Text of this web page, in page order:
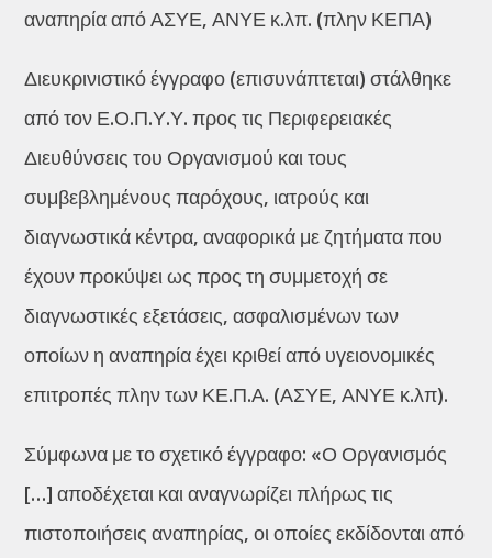
αναπηρία από ΑΣΥΕ, ΑΝΥΕ κ.λπ. (πλην ΚΕΠΑ)
Διευκρινιστικό έγγραφο (επισυνάπτεται) στάλθηκε
από τον Ε.Ο.Π.Υ.Υ. προς τις Περιφερειακές
Διευθύνσεις του Οργανισμού και τους
συμβεβλημένους παρόχους, ιατρούς και
διαγνωστικά κέντρα, αναφορικά με ζητήματα που
έχουν προκύψει ως προς τη συμμετοχή σε
διαγνωστικές εξετάσεις, ασφαλισμένων των
οποίων η αναπηρία έχει κριθεί από υγειονομικές
επιτροπές πλην των ΚΕ.Π.Α. (ΑΣΥΕ, ΑΝΥΕ κ.λπ).
Σύμφωνα με το σχετικό έγγραφο: «Ο Οργανισμός
[…] αποδέχεται και αναγνωρίζει πλήρως τις
πιστοποιήσεις αναπηρίας, οι οποίες εκδίδονται από